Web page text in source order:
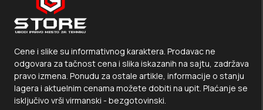
Cene i slike su informativnog karaktera. Prodavac ne
odgovara za tačnost cena i slika iskazanih na sajtu, zadržava
pravo izmena. Ponudu za ostale artikle, informacije o stanju
lagera i aktuelnim cenama možete dobiti na upit. Plaćanje se
isključivo vrši virmanski - bezgotovinski.